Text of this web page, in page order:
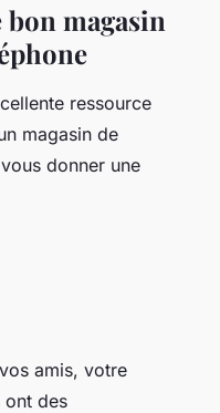
magasin
ressource
magasin de
donner une
amis, votre
des